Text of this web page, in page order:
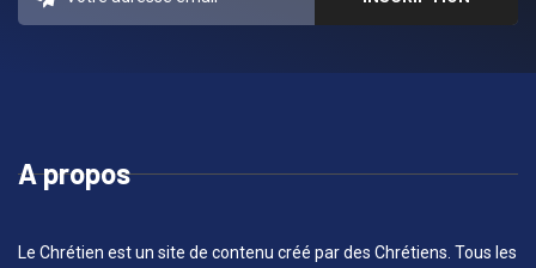
A propos
Le Chrétien est un site de contenu créé par des Chrétiens. Tous les